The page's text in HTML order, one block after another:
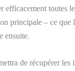
efficacement toutes
principale – ce que
ensuite.
de récupérer les